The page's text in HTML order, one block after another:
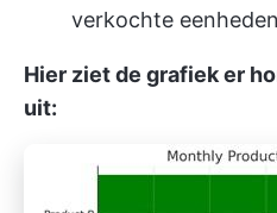
verkochte eenheden
Hier ziet de grafiek er
uit: